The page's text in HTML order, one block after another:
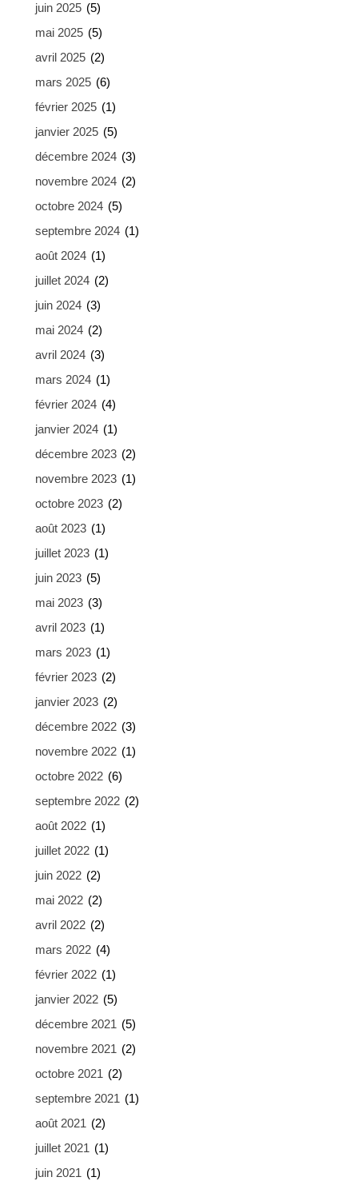
juin 2025 (5)
mai 2025 (5)
avril 2025 (2)
mars 2025 (6)
février 2025 (1)
janvier 2025 (5)
décembre 2024 (3)
novembre 2024 (2)
octobre 2024 (5)
septembre 2024 (1)
août 2024 (1)
juillet 2024 (2)
juin 2024 (3)
mai 2024 (2)
avril 2024 (3)
mars 2024 (1)
février 2024 (4)
janvier 2024 (1)
décembre 2023 (2)
novembre 2023 (1)
octobre 2023 (2)
août 2023 (1)
juillet 2023 (1)
juin 2023 (5)
mai 2023 (3)
avril 2023 (1)
mars 2023 (1)
février 2023 (2)
janvier 2023 (2)
décembre 2022 (3)
novembre 2022 (1)
octobre 2022 (6)
septembre 2022 (2)
août 2022 (1)
juillet 2022 (1)
juin 2022 (2)
mai 2022 (2)
avril 2022 (2)
mars 2022 (4)
février 2022 (1)
janvier 2022 (5)
décembre 2021 (5)
novembre 2021 (2)
octobre 2021 (2)
septembre 2021 (1)
août 2021 (2)
juillet 2021 (1)
juin 2021 (1)